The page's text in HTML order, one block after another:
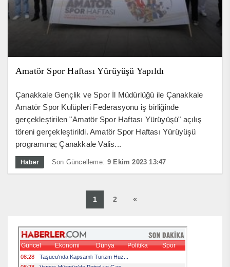
Amatör Spor Haftası Yürüyüşü Yapıldı
Çanakkale Gençlik ve Spor İl Müdürlüğü ile Çanakkale
Amatör Spor Kulüpleri Federasyonu iş birliğinde
gerçekleştirilen "Amatör Spor Haftası Yürüyüşü" açılış
töreni gerçekleştirildi. Amatör Spor Haftası Yürüyüşü
programına; Çanakkale Valis...
Haber Son Güncelleme: 9 Ekim 2023 13:47
1 2 «